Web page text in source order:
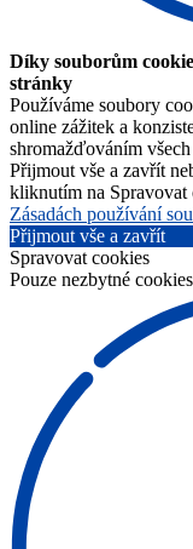
Díky souborům
stránky
Používáme soubory
online zážitek a
shromažďováním
Přijmout vše a zavřít
kliknutím na Spravovat
Zásadách používání
Přijmout vše a zavřít
Spravovat cookies
Pouze nezbytné cookies